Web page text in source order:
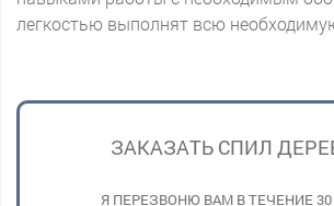
легкостью выполнят всю
ЗАКАЗАТЬ СПИЛ
Я ПЕРЕЗВОНЮ ВАМ В ТЕЧЕНИЕ